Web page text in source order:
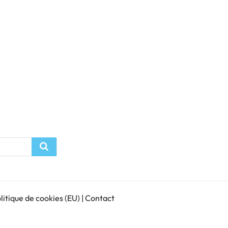
Recherche
de cookies (EU) | Contact